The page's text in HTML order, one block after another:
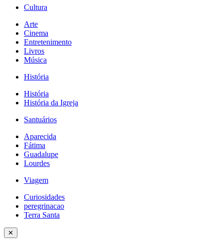
Cultura
Arte
Cinema
Entretenimento
Livros
Música
História
História
História da Igreja
Santuários
Aparecida
Fátima
Guadalupe
Lourdes
Viagem
Curiosidades
peregrinacao
Terra Santa
✕